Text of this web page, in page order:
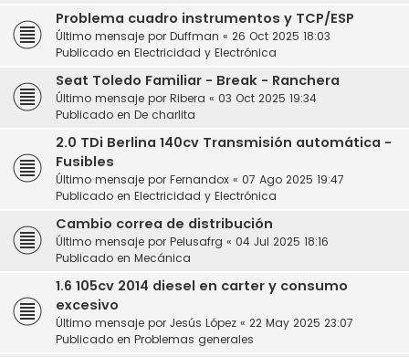
Problema cuadro instrumentos y TCP/ESP
Último mensaje por Duffman « 26 Oct 2025 18:03
Publicado en Electricidad y Electrónica
Seat Toledo Familiar - Break - Ranchera
Último mensaje por Ribera « 03 Oct 2025 19:34
Publicado en De charlita
2.0 TDi Berlina 140cv Transmisión automática -
Fusibles
Último mensaje por Fernandox « 07 Ago 2025 19:47
Publicado en Electricidad y Electrónica
Cambio correa de distribución
Último mensaje por Pelusafrg « 04 Jul 2025 18:16
Publicado en Mecánica
1.6 105cv 2014 diesel en carter y consumo
excesivo
Último mensaje por Jesús López « 22 May 2025 23:07
Publicado en Problemas generales